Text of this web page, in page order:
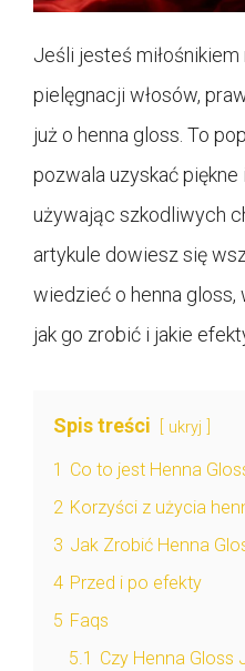
Jeśli jesteś
pielęgnacji włosów,
już o henna gloss. To
pozwala uzyskać piękne
używając szkodliwych
artykule dowiesz się
wiedzieć o henna
jak go zrobić i jakie
Spis treści ukryj
1 Co to jest Henna
2 Korzyści z użycia
3 Jak Zrobić Henna
4 Przed i po efekty
5 Faqs
5.1 Czy Henna Gloss